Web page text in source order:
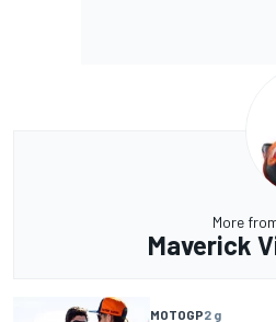
More
Maverick
MOTOGP2 g